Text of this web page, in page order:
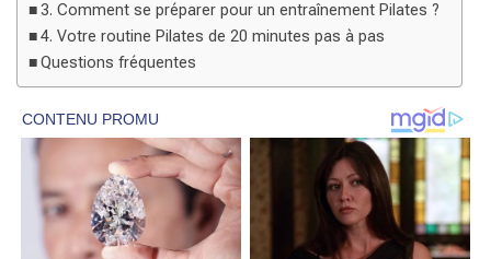
3. Comment se préparer pour un entraînement Pilates ?
4. Votre routine Pilates de 20 minutes pas à pas
Questions fréquentes